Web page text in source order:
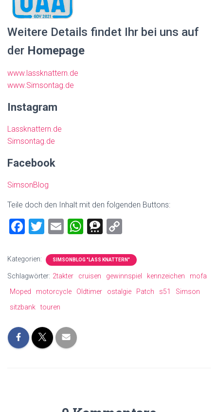
Weitere Details findet Ihr bei uns auf
der Homepage
www.lassknattern.de
www.Simsontag.de
Instagram
Lassknattern.de
Simsontag.de
Facebook
SimsonBlog
Teile doch den Inhalt mit den folgenden Buttons:
F
ce
b
o
ok
T
tt
er
E
ai
l
W
at
s
A
T
ee
m
a
p
y
Li
Kategorien: SIMSONBLOG "LASS KNATTERN"
Schlagwörter: 2takter cruisen gewinnspiel kennzeichen
mofa
Moped
motorcycle Oldtimer ostalgie Patch s51
Simson
sitzbank
touren